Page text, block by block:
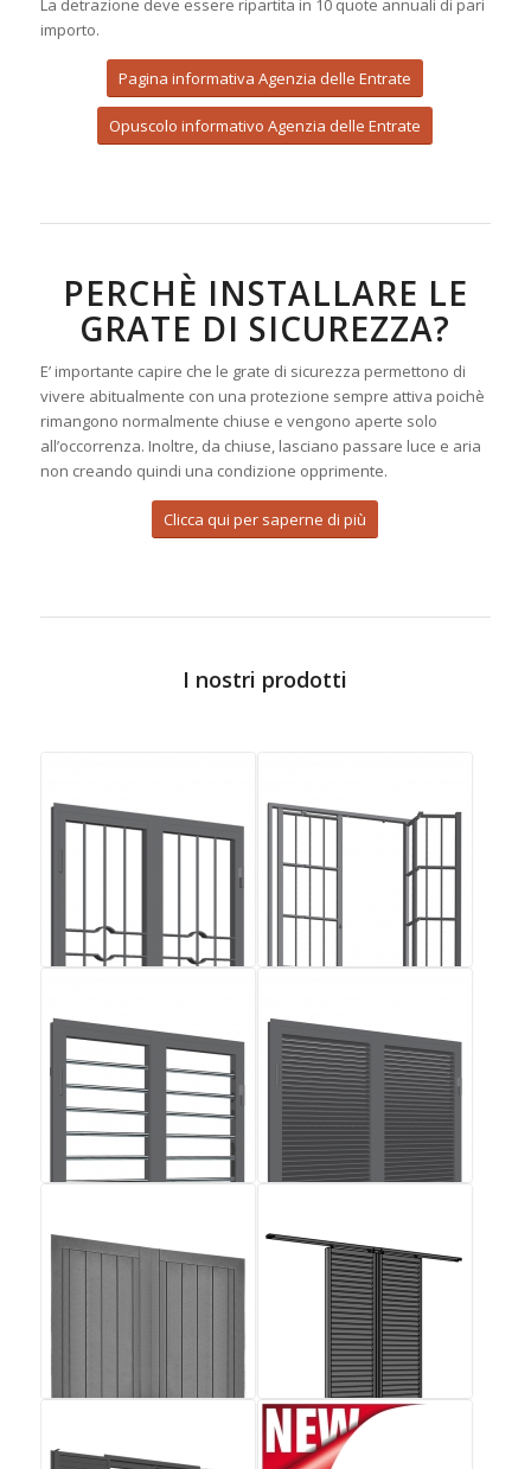
La detrazione deve essere ripartita in 10 quote annuali di pari
importo.
Pagina informativa Agenzia delle Entrate
Opuscolo informativo Agenzia delle Entrate
PERCHÈ INSTALLARE LE
GRATE DI SICUREZZA?
E’ importante capire che le grate di sicurezza permettono di
vivere abitualmente con una protezione sempre attiva poichè
rimangono normalmente chiuse e vengono aperte solo
all’occorrenza. Inoltre, da chiuse, lasciano passare luce e aria
non creando quindi una condizione opprimente.
Clicca qui per saperne di più
I nostri prodotti